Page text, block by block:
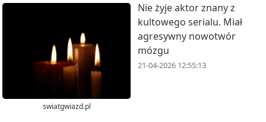
swiatgwiazd.pl
Nie żyje aktor znany z
kultowego serialu. Miał
agresywny nowotwór
mózgu
21-04-2026 12:55:13